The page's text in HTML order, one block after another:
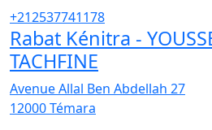
+212537741178
Rabat Kénitra -
TACHFINE
Avenue Allal Ben Abdellah 27
12000Témara